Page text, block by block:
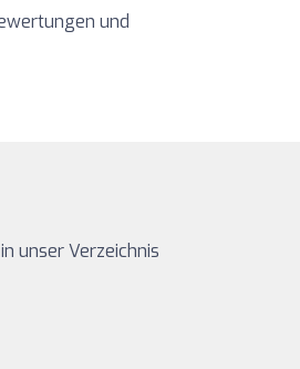
und
unser Verzeichnis